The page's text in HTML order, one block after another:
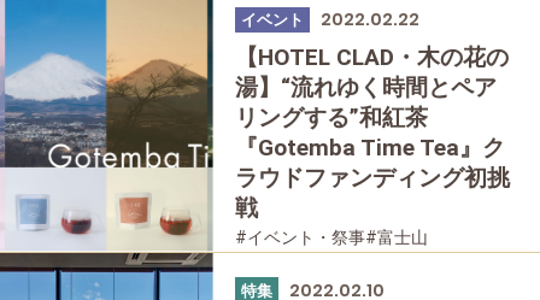
#友人グループで #宿泊#母と娘で
イベント 2022.02.22
【HOTEL CLAD・木の花の
湯】“流れゆく時間とペア
リングする”和紅茶
『Gotemba Time Tea』ク
ラウドファンディング初挑
戦
#イベント・祭事#富士山
特集 2022.02.10